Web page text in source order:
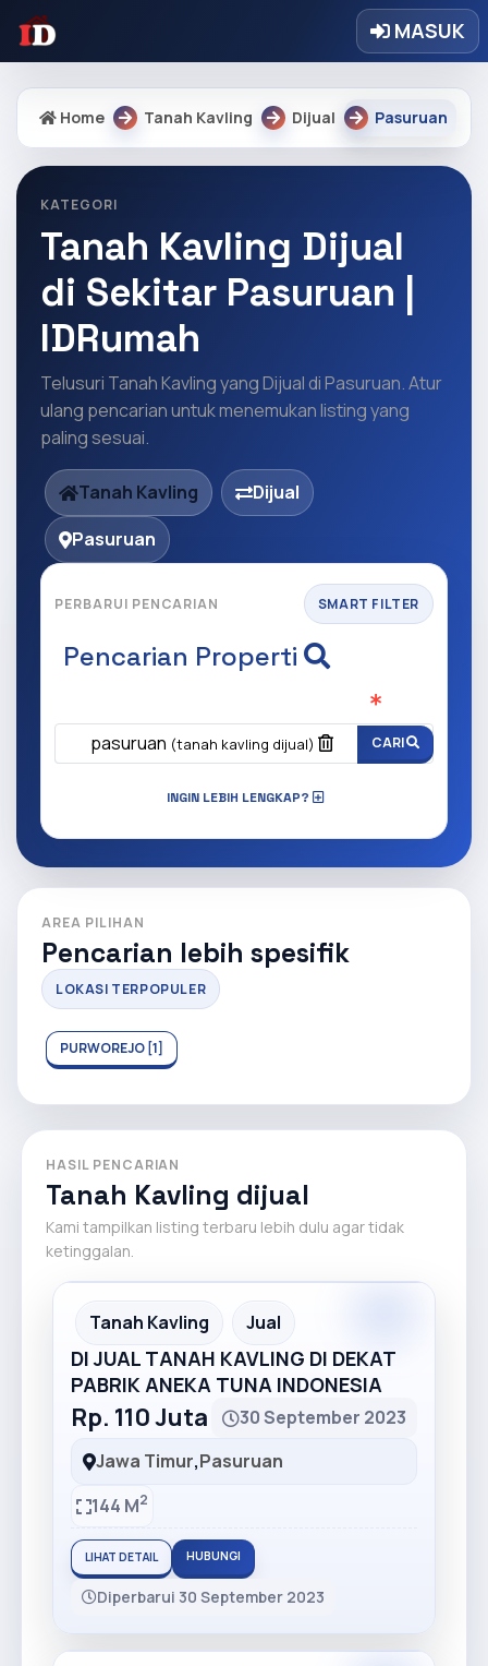
MASUK
Home Tanah Kavling Dijual Pasuruan
KATEGORI
Tanah Kavling Dijual
di Sekitar Pasuruan |
IDRumah
Telusuri Tanah Kavling yang Dijual di Pasuruan. Atur
ulang pencarian untuk menemukan listing yang
paling sesuai.
Tanah Kavling
Dijual
Pasuruan
PERBARUI PENCARIAN SMART FILTER
Pencarian Properti
pasuruan (tanah kavling dijual) CARI
INGIN LEBIH LENGKAP?
AREA PILIHAN
Pencarian lebih spesifik
LOKASI TERPOPULER
PURWOREJO [1]
HASIL PENCARIAN
Tanah Kavling dijual
Kami tampilkan listing terbaru lebih dulu agar tidak
ketinggalan.
Recommended
Tanah Kavling Jual
DI JUAL TANAH KAVLING DI DEKAT
PABRIK ANEKA TUNA INDONESIA
Rp. 110 Juta
30 September 2023
Jawa Timur,Pasuruan
144 M2
LIHAT DETAIL HUBUNGI
Diperbarui 30 September 2023